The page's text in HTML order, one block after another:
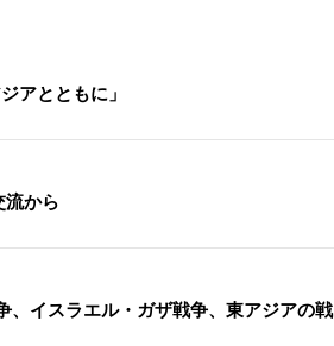
アとともに」
から
、イスラエル・ガザ戦争、東アジアの戦